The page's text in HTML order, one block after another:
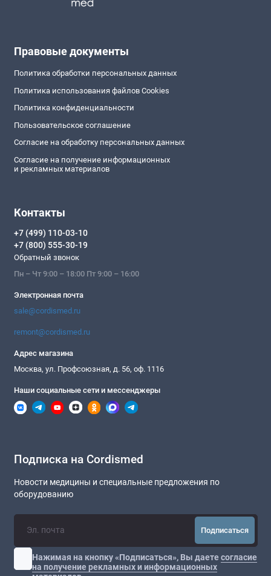
Правовые документы
Политика обработки персональных данных
Политика использования файлов Cookies
Политика конфиденциальности
Пользовательское соглашение
Согласие на обработку персональных данных
Согласие на получение информационных
и рекламных материалов
Контакты
+7 (499) 110-03-10
+7 (800) 555-30-19
Обратный звонок
Пн – Чт 9:00 – 18:00 Пт 9:00 – 16:00
Электронная почта
sale@cordismed.ru
remont@cordismed.ru
Адрес магазина
Москва, ул. Профсоюзная, д. 56, оф. 1116
Наши социальные сети и мессенджеры
Подписка на Cordismed
Новости медицины и специальные предложения по
оборудованию
Подписаться
Нажимая на кнопку «Подписаться», Вы даетесогласие
на получение рекламных и информационных